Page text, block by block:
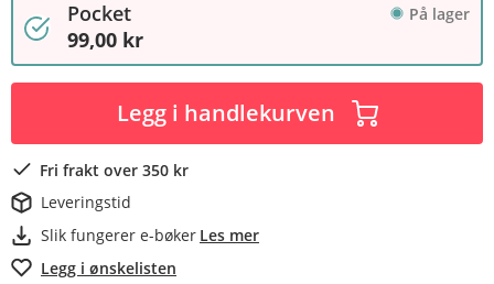
Pocket På lager
99,00 kr
Legg i handlekurven
Fri frakt over 350 kr
Leveringstid
Slik fungerer e-bøker Les mer
Legg i ønskelisten